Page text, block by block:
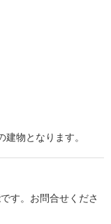
物となります。
す。お問合せくださ